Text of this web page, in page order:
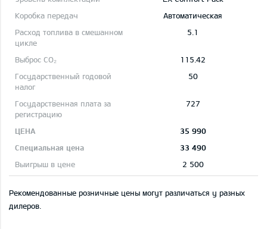
Автоматическая
5.1
115.42
50
727
35 990
33 490
2 500
Рекомендованные розничные цены могут различаться у разных
дилеров.